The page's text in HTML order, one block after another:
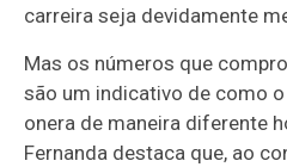
carreira seja devidamente
Mas os números que
são um indicativo de como
onera de maneira diferente
Fernanda destaca que, ao